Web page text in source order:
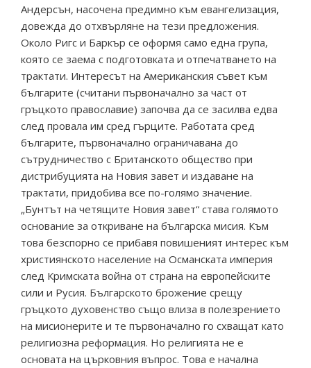
Андерсън, насочена предимно към евангелизация,
довежда до отхвърляне на тези предложения.
Около Ригс и Баркър се оформя само една група,
която се заема с подготовката и отпечатването на
трактати. Интересът на Американския съвет към
българите (считани първоначално за част от
гръцкото православие) започва да се засилва едва
след провала им сред гърците. Работата сред
българите, първоначално ограничавана до
сътрудничество с Британското общество при
дистрибуцията на Новия завет и издаване на
трактати, придобива все по-голямо значение.
„Бунтът на четящите Новия завет“ става голямото
основание за откриване на българска мисия. Към
това безспорно се прибавя повишеният интерес към
християнското население на Османската империя
след Кримската война от страна на европейските
сили и Русия. Българското брожение срещу
гръцкото духовенство също влиза в полезрението
на мисионерите и те първоначално го схващат като
религиозна реформация. Но религията не е
основата на църковния въпрос. Това е начална